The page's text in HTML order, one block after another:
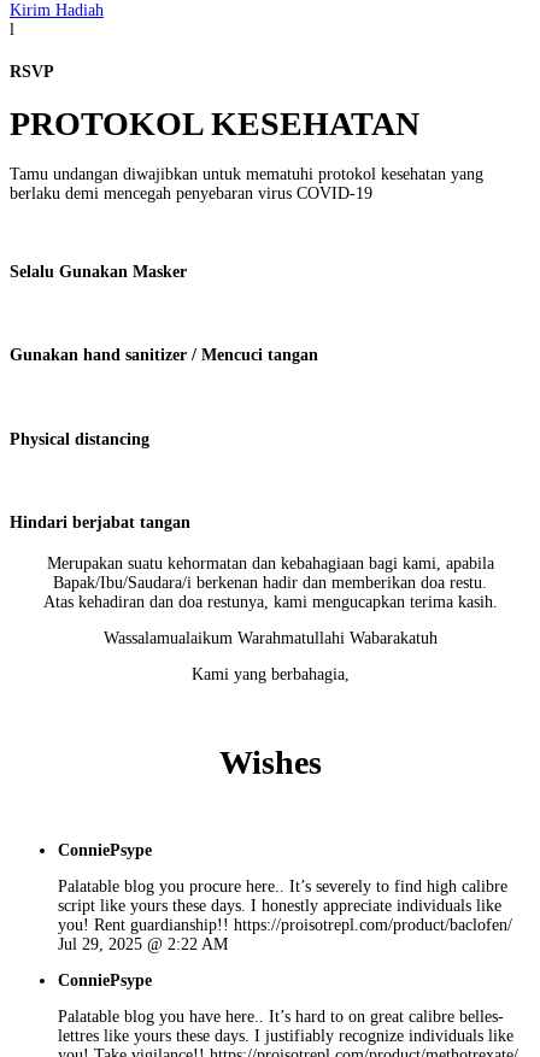
Kirim Hadiah
l
RSVP
PROTOKOL KESEHATAN
Tamu undangan diwajibkan untuk mematuhi protokol kesehatan yang
berlaku demi mencegah penyebaran virus COVID-19
Selalu Gunakan Masker
Gunakan hand sanitizer / Mencuci tangan
Physical distancing
Hindari berjabat tangan
Merupakan suatu kehormatan dan kebahagiaan bagi kami, apabila
Bapak/Ibu/Saudara/i berkenan hadir dan memberikan doa restu.
Atas kehadiran dan doa restunya, kami mengucapkan terima kasih.
Wassalamualaikum Warahmatullahi Wabarakatuh
Kami yang berbahagia,
Wishes
ConniePsype
Palatable blog you procure here.. It’s severely to find high calibre
script like yours these days. I honestly appreciate individuals like
you! Rent guardianship!! https://proisotrepl.com/product/baclofen/
Jul 29, 2025 @ 2:22 AM
ConniePsype
Palatable blog you have here.. It’s hard to on great calibre belles-
lettres like yours these days. I justifiably recognize individuals like